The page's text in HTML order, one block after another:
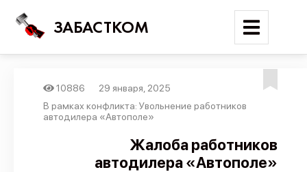
ЗАБАСТКОМ
Войти
Поиск
Новости
10886
29 января, 2025
В рамках конфликта: Увольнение работников
автодилера «Автополе»
Жалоба работников
автодилера «Автополе»